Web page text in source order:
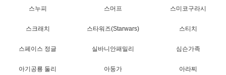
스누피 스머프 스미코구라시
스크래치 스타워즈(Starwars) 스티치
스페이스 정글 실바니안패밀리 심슨가족
아기공룡 둘리 아둥가 아라찌